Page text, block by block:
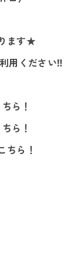
ます★
用ください‼
ら！
ら！
ちら！